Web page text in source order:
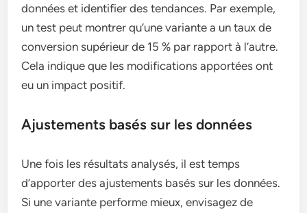
données et identifier des tendances. Par exemple,
un test peut montrer qu’une variante a un taux de
conversion supérieur de 15 % par rapport à l’autre.
Cela indique que les modifications apportées ont
eu un impact positif.
Ajustements basés sur les données
Une fois les résultats analysés, il est temps
d’apporter des ajustements basés sur les données.
Si une variante performe mieux, envisagez de